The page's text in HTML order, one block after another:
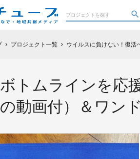
chevron_right プロジェクト一覧 chevron_right ウイルスに負けない！復活
ボトムラインを
動画付）＆ワン